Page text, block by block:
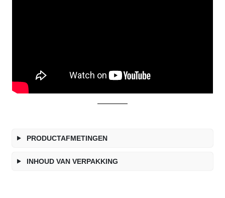
PRODUCTAFMETINGEN
INHOUD VAN VERPAKKING